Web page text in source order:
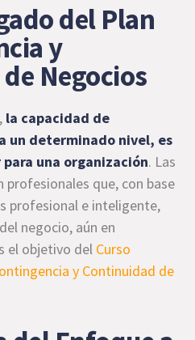
del Plan
y
Negocios
la capacidad de
un determinado nivel, es
una organización. Las
profesionales que, con base
profesional e inteligente,
negocio, aún en
el objetivo del Curso
y Continuidad de